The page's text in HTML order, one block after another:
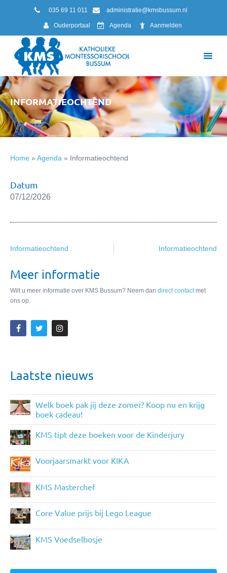
035 69 11 011 administratie@kmsbussum.nl
Ouderportaal Agenda Aanmelden
INFORMATIEOCHTEND
Home » Agenda » Informatieochtend
Datum
07/12/2026
Informatieochtend Informatieochtend
Meer informatie
Wilt u meer informatie over KMS Bussum? Neem dan direct contactmet
ons op.
Laatste nieuws
Welk boek pak jij deze zomer? Koop nu en krijg
boek cadeau!
KMS tipt deze boeken voor de Kinderjury
Voorjaarsmarkt voor KIKA
KMS Masterchef
Core Value prijs bij Lego League
KMS Voedselbosje